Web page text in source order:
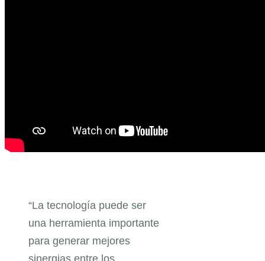
“La tecnología puede ser
una herramienta importante
para generar mejores
sinergias entre los